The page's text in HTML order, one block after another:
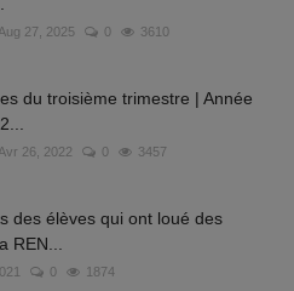
Aug 27, 2025 0 3610
du troisième trimestre | Année
Avr 26, 2022 0 3457
des élèves qui ont loué des
REN...
0 1874